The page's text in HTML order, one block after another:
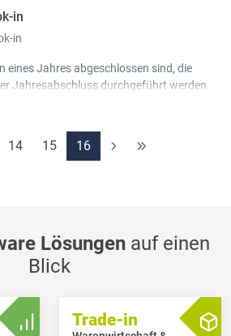
in
in
eines Jahres abgeschlossen sind, die
Jahresabschluss durchgeführt werden.
14 15 16
Lösungenauf einen
Blick
Trade-in